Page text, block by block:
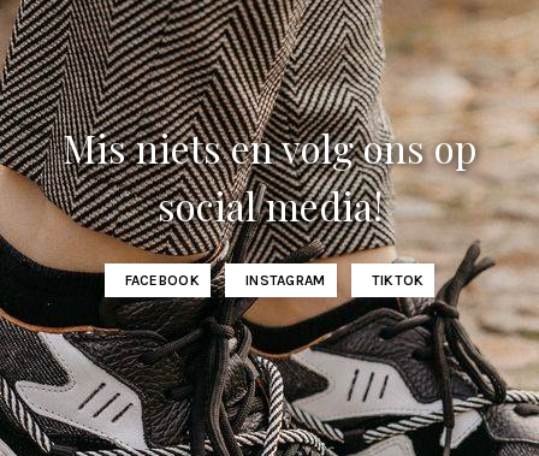
Mis niets en volg ons op
social media!
FACEBOOK INSTAGRAM TIKTOK